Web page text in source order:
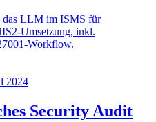
das LLM im ISMS für
Umsetzung, inkl.
Workflow.
2024
Security Audit